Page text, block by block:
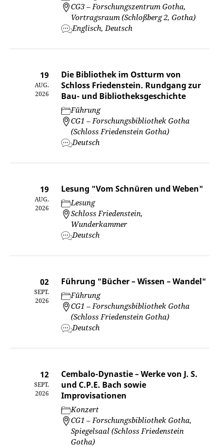
CG3 – Forschungszentrum Gotha,
Vortragsraum (Schloßberg 2, Gotha)
Englisch, Deutsch
19
AUG.
2026
Die Bibliothek im Ostturm von
Schloss Friedenstein. Rundgang zur
Bau- und Bibliotheksgeschichte
Führung
CG1 – Forschungsbibliothek Gotha
(Schloss Friedenstein Gotha)
Deutsch
19
AUG.
2026
Lesung "Vom Schnüren und Weben"
Lesung
Schloss Friedenstein,
Wunderkammer
Deutsch
02
SEPT.
2026
Führung "Bücher – Wissen – Wandel"
Führung
CG1 – Forschungsbibliothek Gotha
(Schloss Friedenstein Gotha)
Deutsch
12
SEPT.
2026
Cembalo-Dynastie – Werke von J. S.
und C.P.E. Bach sowie
Improvisationen
Konzert
CG1 – Forschungsbibliothek Gotha,
Spiegelsaal (Schloss Friedenstein
Gotha)